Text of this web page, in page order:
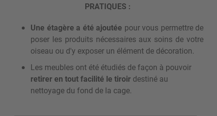
PRATIQUES :
Une étagère a été ajoutée pour vous permettre de
poser les produits nécessaires aux soins de votre
oiseau ou d'y exposer un élément de décoration.
Les meubles ont été étudiés de façon à pouvoir
retirer en tout facilité le tiroir destiné au
nettoyage du fond de la cage.